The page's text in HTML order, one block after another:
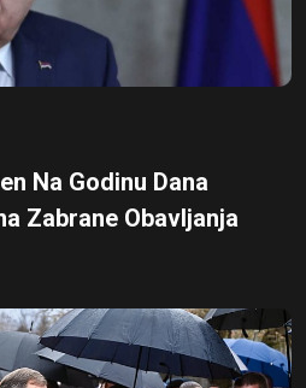
Na Godinu Dana
Zabrane Obavljanja